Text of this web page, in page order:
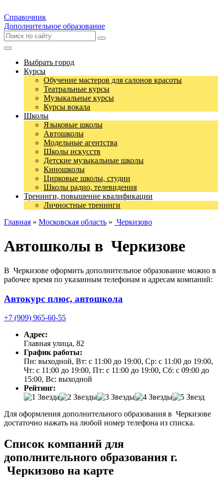
Справочник
Дополнительное образование
Выбрать город
Курсы
Обучение мастеров для салонов красоты
Театральные курсы
Музыкальные курсы
Курсы вокала
Школы
Языковые школы
Автошколы
Модельные агентства
Школы искусств
Детские музыкальные школы
Киношколы
Цирковые школы, студии
Школы радио, телевидения
Тренинги, повышение квалификации
Личностные тренинги
Главная » Московская область » Черкизово
Автошколы в Черкизове
В Черкизове оформить дополнительное образование можно в
рабочее время по указанным телефонам и адресам компаний:
Автокурс плюс, автошкола
+7 (909) 965-60-55
Адрес:
Главная улица, 82
График работы:
Пн: выходной, Вт: с 11:00 до 19:00, Ср: с 11:00 до 19:00,
Чт: с 11:00 до 19:00, Пт: с 11:00 до 19:00, Сб: с 09:00 до
15:00, Вс: выходной
Рейтинг:
Для оформления дополнительного образования в Черкизове
достаточно нажать на любой номер телефона из списка.
Список компаний для
дополнительного образования г.
Черкизово на карте